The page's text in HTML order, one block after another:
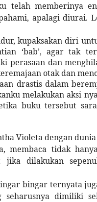
telah memberinya
apalagi diurai.
kupaksakan diri
‘bab’, agar tak
perasaan dan
otak dan
drastis dalam
melakukan aksi
buku tersebut
Violeta dengan
membaca tidak
jika dilakukan
bingar ternyata
dimiliki